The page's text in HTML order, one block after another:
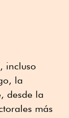
incluso
la
desde la
más